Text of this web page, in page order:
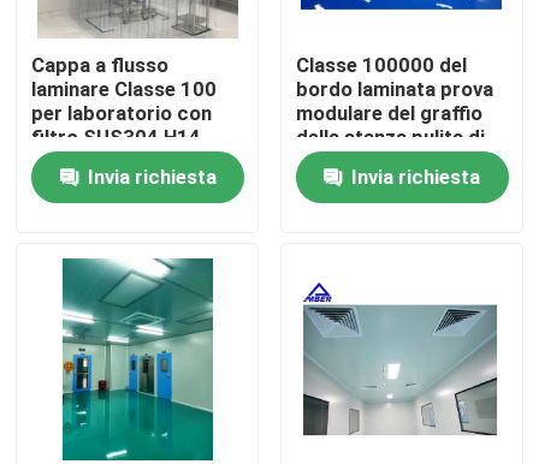
Casa
Prodotti
Giro della fabbrica
Controllo di qualità
Cappa a flusso
laminare Classe 100
per laboratorio con
filtro SUS304 H14
99,9995% 0,3μm
Invia richiesta
Classe 100000 del
bordo laminata prova
modulare del graffio
della stanza pulita di
Pharma
Invia richiesta